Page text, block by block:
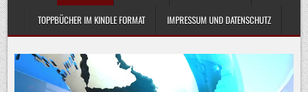
TOPPBÜCHER IM KINDLE FORMAT IMPRESSUM UND DATENSCHUTZ